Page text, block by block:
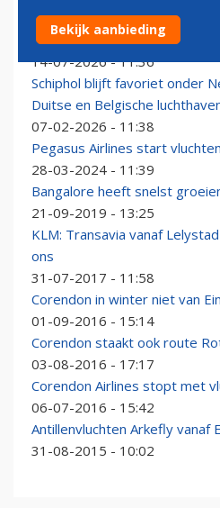
Mallorca en Antalya
vanaf Düsseldorf Airport
14-07-2026 - 11:36
Schiphol blijft favoriet onder
Duitse en Belgische
07-02-2026 - 11:38
Pegasus Airlines start
28-03-2024 - 11:39
Bangalore heeft snelst
21-09-2019 - 13:25
KLM: Transavia vanaf
ons
31-07-2017 - 11:58
Corendon in winter niet van
01-09-2016 - 15:14
Corendon staakt ook route
03-08-2016 - 17:17
Corendon Airlines stopt met
06-07-2016 - 15:42
Antillenvluchten Arkefly vanaf
31-08-2015 - 10:02
Bekijk aanbieding